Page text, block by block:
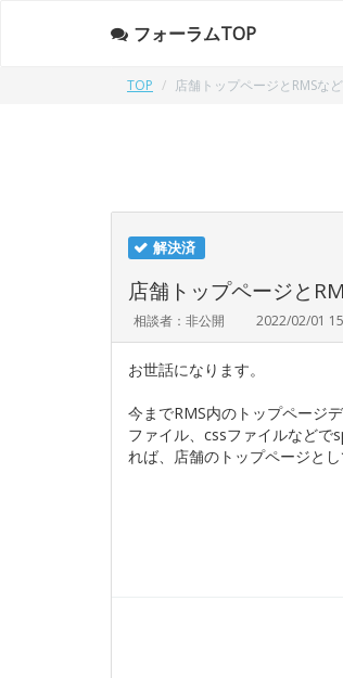
フォーラムTOP
TOP 店舗トップページとRMSな
解決済
店舗トップページと
相談者：非公開 2022/02/01
お世話になります。
今までRMS内のトップページ
ファイル、cssファイルなど
れば、店舗のトップページと